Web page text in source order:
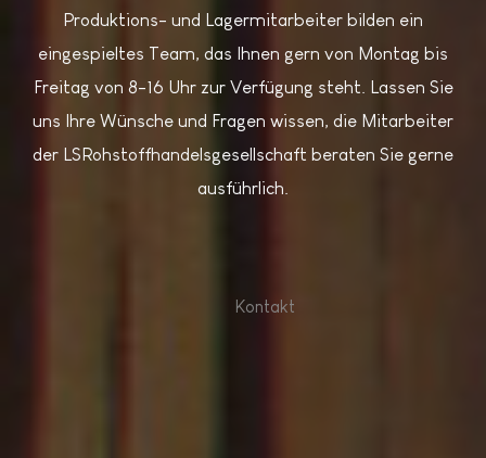
Produktions- und Lagermitarbeiter bilden ein
eingespieltes Team, das Ihnen gern von Montag bis
Freitag von 8-16 Uhr zur Verfügung steht. Lassen Sie
uns Ihre Wünsche und Fragen wissen, die Mitarbeiter
der LSRohstoffhandelsgesellschaft beraten Sie gerne
ausführlich.
Kontakt